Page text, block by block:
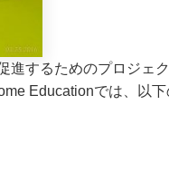
進するためのプロジェ
Educationでは、以